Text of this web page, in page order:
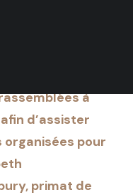
à
d’assister
pour
primat de